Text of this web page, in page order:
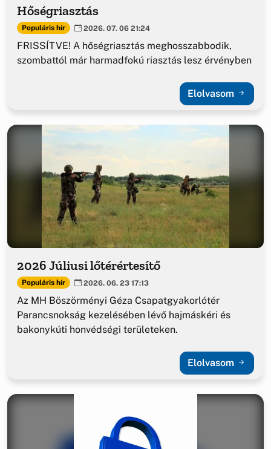
Hőségriasztás
Populáris hír 2026. 07. 06 21:24
FRISSÍTVE! A hőségriasztás meghosszabbodik,
szombattól már harmadfokú riasztás lesz érvényben
Elolvasom
2026 Júliusi lőtérértesítő
Populáris hír 2026. 06. 23 17:13
Az MH Böszörményi Géza Csapatgyakorlótér
Parancsnokság kezelésében lévő hajmáskéri és
bakonykúti honvédségi területeken.
Elolvasom